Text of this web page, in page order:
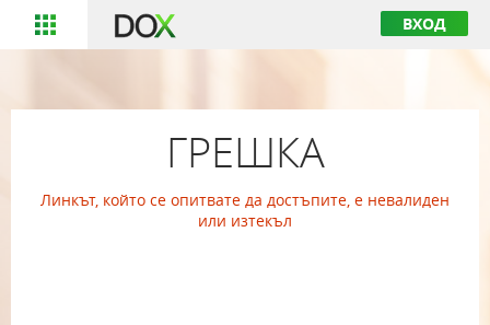
ВХОД
ГРЕШКА
Линкът, който се опитвате да достъпите, е невалиден
или изтекъл